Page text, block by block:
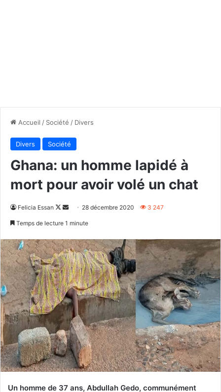
Accueil / Société / Divers
Divers Société
Ghana: un homme lapidé à
mort pour avoir volé un chat
Felicia Essan
Follow
Envoyer28 décembre 2020 3 247
Temps de lecture 1 minute
Un homme de 37 ans, Abdullah Gedo, communément